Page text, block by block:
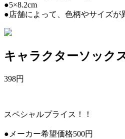
●5×8.2cm
●店舗によって、色柄やサイズが
キャラクターソック
398円
スペシャルプライス！！
●メーカー希望価格500円